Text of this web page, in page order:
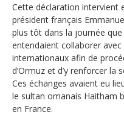
Cette déclaration intervient
président français
plus tôt dans la journée
entendaient collaborer
internationaux afin de
d’Ormuz et d’y renforcer la
Ces échanges avaient eu
le sultan omanais Haitham
en France.